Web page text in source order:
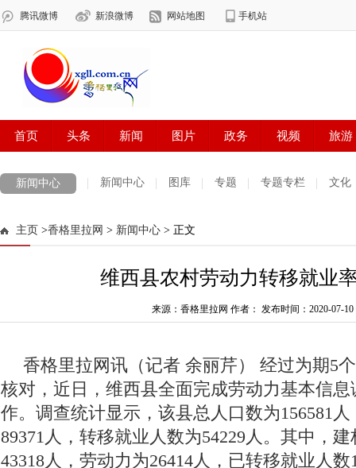
新闻中心 新闻中心 图库 专题 专题专栏 文化
法治迪庆
主页 >香格里拉网 > 新闻中心 > 正文
维西县农村劳动力转移就业
来源：香格里拉网 作者： 发布时间：2020-07-10
香格里拉网讯（记者 余丽芹）
经过为期5
核对，近日，维西县全面完成劳动力基本信
作。调查统计显示，该县总人口数为156581
89371人，转移就业人数为54229人。其中，
43318人，劳动力为26414人，已转移就业人